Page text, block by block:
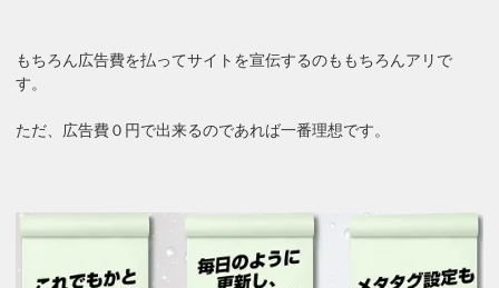
もちろん広告費を払ってサイトを宣伝するのももちろんアリで
す。
ただ、広告費０円で出来るのであれば一番理想です。